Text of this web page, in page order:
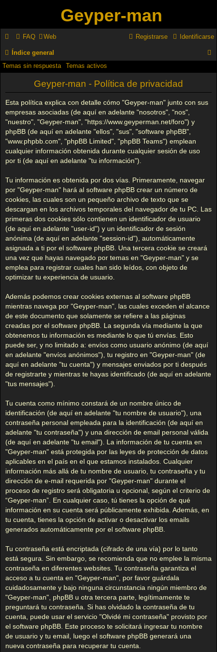
Geyper-man
FAQ Web Identificarse
Registrarse
Índice general
Temas sin respuesta Temas activos
Geyper-man - Política de privacidad
Esta política explica con detalle cómo "Geyper-man" junto con sus
empresas asociadas (de aquí en adelante "nosotros", "nos",
"nuestro", "Geyper-man", "https://www.geyperman.net/foro") y
phpBB (de aquí en adelante "ellos", "sus", "software phpBB",
"www.phpbb.com", "phpBB Limited", "phpBB Teams") emplean
cualquier información obtenida durante cualquier sesión de uso
por ti (de aquí en adelante "tu información").
Tu información es obtenida por dos vías. Primeramente, navegar
por "Geyper-man" hará al software phpBB crear un número de
cookies, las cuales son un pequeño archivo de texto que se
descargan en los archivos temporales del navegador de tu PC. Las
primeras dos cookies sólo contienen un identificador de usuario
(de aquí en adelante "user-id") y un identificador de sesión
anónima (de aquí en adelante "session-id"), automáticamente
asignada a ti por el software phpBB. Una tercera cookie se creará
una vez que hayas navegado por temas en "Geyper-man" y se
emplea para registrar cuales han sido leídos, con objeto de
optimizar tu experiencia de usuario.
Además podemos crear cookies externas al software phpBB
mientras navega por "Geyper-man", las cuales exceden el alcance
de este documento que solamente se refiere a las páginas
creadas por el software phpBB. La segunda vía mediante la que
obtenemos tu información es mediante lo que tú envías. Esto
puede ser, y no limitado a: envíos como usuario anónimo (de aquí
en adelante "envíos anónimos"), tu registro en "Geyper-man" (de
aquí en adelante "tu cuenta") y mensajes enviados por ti después
de registrarte y mientras te hayas identificado (de aquí en adelante
"tus mensajes").
Tu cuenta como mínimo constará de un nombre único de
identificación (de aquí en adelante "tu nombre de usuario"), una
contraseña personal empleada para la identificación (de aquí en
adelante "tu contraseña") y una dirección de email personal válida
(de aquí en adelante "tu email"). La información de tu cuenta en
"Geyper-man" está protegida por las leyes de protección de datos
aplicables en el país en el que estamos instalados. Cualquier
información más allá de tu nombre de usuario, tu contraseña y tu
dirección de e-mail requerida por "Geyper-man" durante el
proceso de registro será obligatoria u opcional, según el criterio de
“Geyper-man”. En cualquier caso, tú tienes la opción de qué
información en su cuenta será públicamente exhibida. Además, en
tu cuenta, tienes la opción de activar o desactivar los emails
generados automáticamente por el software phpBB.
Tu contraseña está encriptada (cifrado de una vía) por lo tanto
está segura. Sin embargo, se recomienda que no emplee la misma
contraseña en diferentes websites. Tu contraseña garantiza el
acceso a tu cuenta en "Geyper-man", por favor guárdala
cuidadosamente y bajo ninguna circunstancia ningún miembro de
"Geyper-man", phpBB u otra tercera parte, legítimamente te
preguntará tu contraseña. Si has olvidado la contraseña de tu
cuenta, puede usar el servicio "Olvidé mi contraseña" provisto por
el software phpBB. Este proceso te solicitará ingresar tu nombre
de usuario y tu email, luego el software phpBB generará una
nueva contraseña para recuperar tu cuenta.